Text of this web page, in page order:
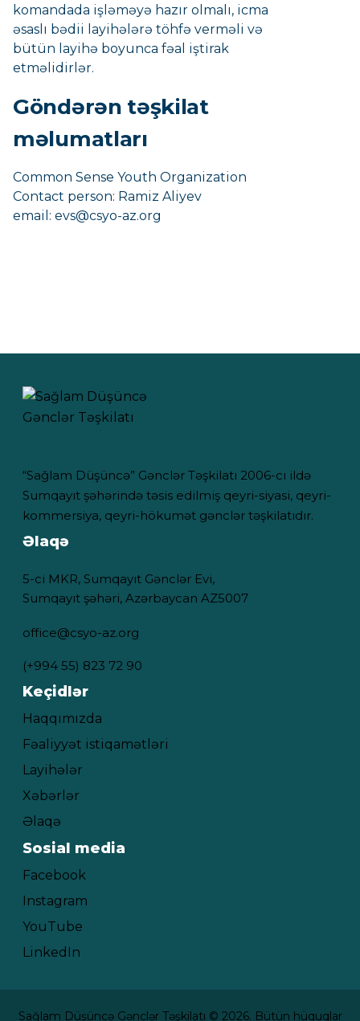
komandada işləməyə hazır olmalı, icma
əsaslı bədii layihələrə töhfə verməli və
bütün layihə boyunca fəal iştirak
etməlidirlər.
Göndərən təşkilat
məlumatları
Common Sense Youth Organization
Contact person: Ramiz Aliyev
email: evs@csyo-az.org
“Sağlam Düşüncə” Gənclər Təşkilatı 2006-cı ildə
Sumqayıt şəhərində təsis edilmiş qeyri-siyasi, qeyri-
kommersiya, qeyri-hökumət gənclər təşkilatıdır.
Əlaqə
5-ci MKR, Sumqayıt Gənclər Evi,
Sumqayıt şəhəri, Azərbaycan AZ5007
office@csyo-az.org
(+994 55) 823 72 90
Keçidlər
Haqqımızda
Fəaliyyət istiqamətləri
Layihələr
Xəbərlər
Əlaqə
Sosial media
Facebook
Instagram
YouTube
LinkedIn
Sağlam Düşüncə Gənclər Təşkilatı © 2026. Bütün hüquqlar